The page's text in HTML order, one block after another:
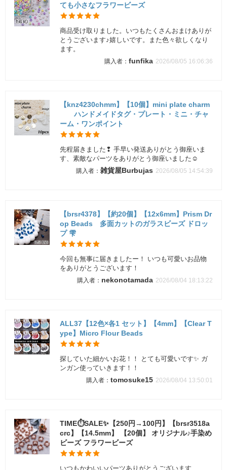
ても小さなフラワービーズ
商品受け取りました。いつもたくさんおまけありが
とうございます♪嬉しいです。また色々欲しくなり
ます。
funfika 2026/08/05 16:06:36
【knz4230chmm】【10個】mini plate charm
ハンドメイドタグ・プレート・ミニ・チャ
ーム・ワンポイント
先程届きました❢ 手早い発送ありがとう御座いま
す、素敵なパーツをありがとう御座いました☺️
雑貨屋Burbujas 2026/08/05 14:54:39
【brsr4378】【約20個】【12x6mm】Prism Dr
op Beads 多面カットのガラスビーズ ドロッ
プ 雫
今回も無事に届きましたー！ いつも可愛いお品物
をありがとうございます！
nekonotamada 2026/08/04 18:13:22
ALL37【12色×各1 セット】【4mm】【Clear T
ype】Micro Flour Beads
探していた細かいお花！！ とても可愛いです✨ ガ
ンガン使っていきます！！
tomosuke15 2026/08/04 13:50:01
TIME⏱SALE✨【250円→100円】【brsr3518a
crc】【14.5mm】 【20個】 オリジナル♪手染め
ビーズ フラワービーズ
いつもかわいいパーツありがとうございます